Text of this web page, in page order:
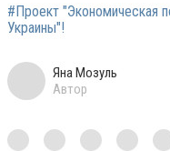
#Проект "Экономическая
Украины"!
Яна Мозуль
Автор